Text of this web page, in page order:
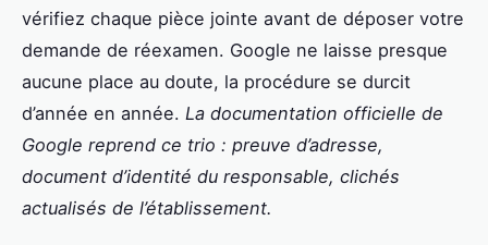
vérifiez chaque pièce jointe avant de déposer votre
demande de réexamen. Google ne laisse presque
aucune place au doute, la procédure se durcit
d’année en année. La documentation officielle de
Google reprend ce trio : preuve d’adresse,
document d’identité du responsable, clichés
actualisés de l’établissement.